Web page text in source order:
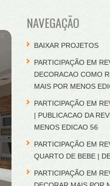
NAVEGAÇÃO
BAIXAR PROJETOS
PARTICIPAÇÃO EM
DECORACAO COMO
MAIS POR MENOS
PARTICIPAÇÃO EM
| PUBLICACAO DA
MENOS EDICAO 56
PARTICIPAÇÃO EM
QUARTO DE BEBE |
PARTICIPAÇÃO EM